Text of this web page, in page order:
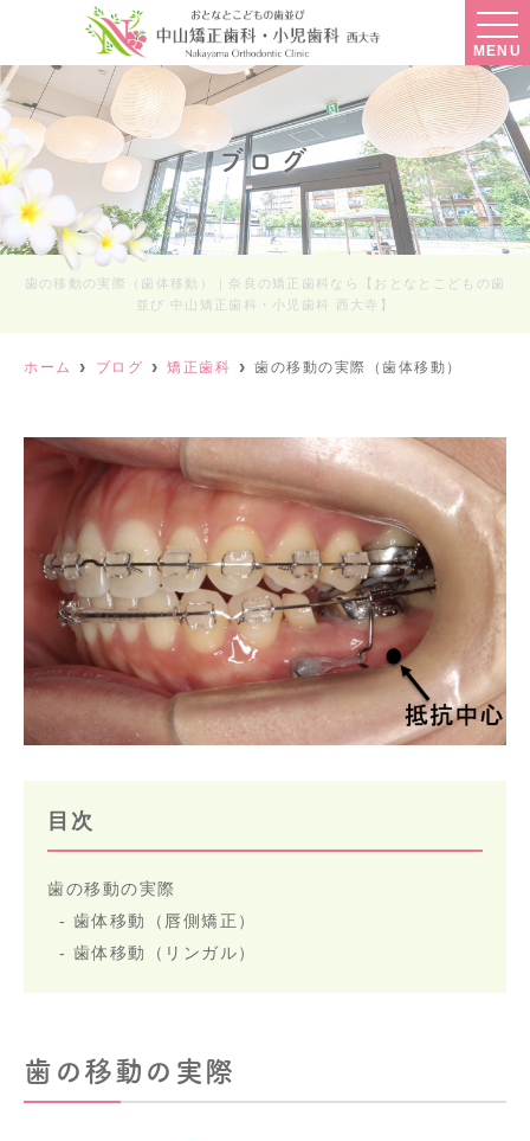
MENU
ブログ
歯の移動の実際（歯体移動）｜奈良の矯正歯科なら【おとなとこどもの歯
並び 中山矯正歯科・小児歯科 西大寺】
ホーム ブログ 矯正歯科 歯の移動の実際（歯体移動）
目次
歯の移動の実際
歯体移動（唇側矯正）
歯体移動（リンガル）
歯の移動の実際